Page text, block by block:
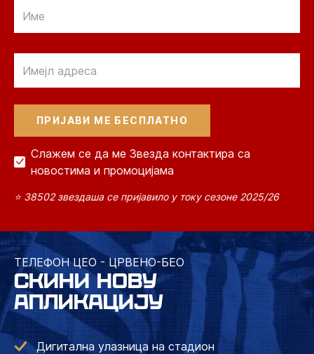
Слажем се да ме Звезда контактира са
новостима и промоцијама
⭐ 38502 звездаша се пријавило у току сезоне 2025/26
ТЕЛЕФОН ЦЕО - ЦРВЕНО-БЕО
СКИНИ НОВУ
АПЛИКАЦИЈУ
Дигитална улазница на стадион